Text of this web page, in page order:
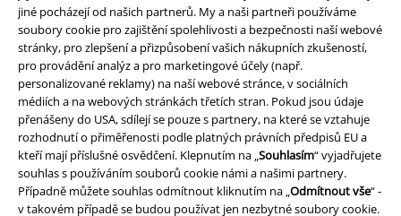
jiné pocházejí od našich partnerů. My a naši partneři používáme
soubory cookie pro zajištění spolehlivosti a bezpečnosti naší webové
stránky, pro zlepšení a přizpůsobení vašich nákupních zkušeností,
pro provádění analýz a pro marketingové účely (např.
personalizované reklamy) na naší webové stránce, v sociálních
médiích a na webových stránkách třetích stran. Pokud jsou údaje
přenášeny do USA, sdílejí se pouze s partnery, na které se vztahuje
rozhodnutí o přiměřenosti podle platných právních předpisů EU a
kteří mají příslušné osvědčení. Klepnutím na „Souhlasím“ vyjadřujete
souhlas s používáním souborů cookie námi a našimi partnery.
Případně můžete souhlas odmítnout kliknutím na „Odmítnout vše“ -
v takovém případě se budou používat jen nezbytné soubory cookie.
A Warner Music Group Company